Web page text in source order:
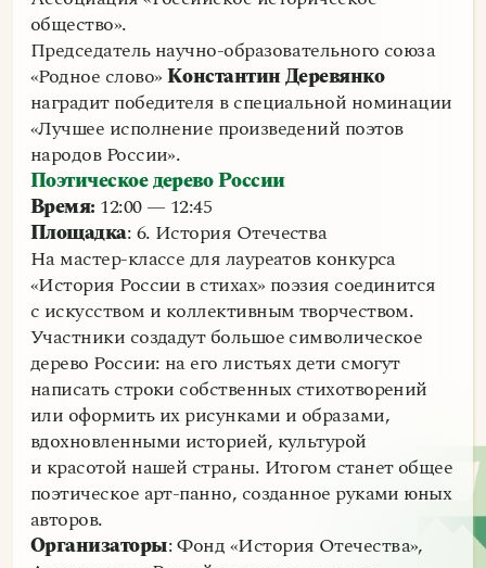
общество».
Председатель научно-образовательного союза
«Родное слово»Константин Деревянко
наградит победителя в специальной номинации
«Лучшее исполнение произведений поэтов
народов России».
Поэтическое дерево России
Время: 12:00 — 12:45
Площадка: 6. История Отечества
На мастер-классе для лауреатов конкурса
«История России в стихах» поэзия соединится
с искусством и коллективным творчеством.
Участники создадут большое символическое
дерево России: на его листьях дети смогут
написать строки собственных стихотворений
или оформить их рисунками и образами,
вдохновленными историей, культурой
и красотой нашей страны. Итогом станет общее
поэтическое арт-панно, созданное руками юных
авторов.
Организаторы: Фонд «История Отечества»,